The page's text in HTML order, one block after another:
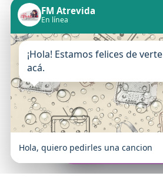
FM Atrevida
En vivo
FM Atrevida
En línea
¡Hola! Estamos felices de verte
acá.